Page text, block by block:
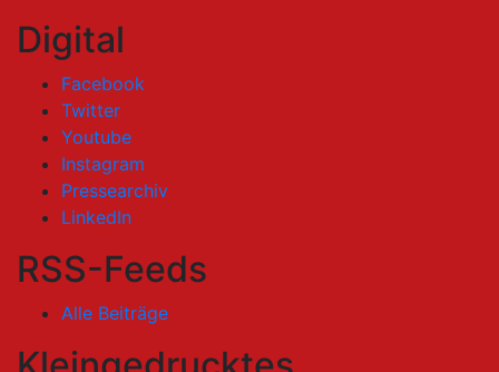
Digital
Facebook
Twitter
Youtube
Instagram
Pressearchiv
LinkedIn
RSS-Feeds
Alle Beiträge